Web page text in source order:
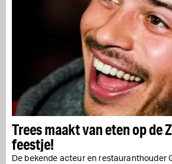
Trees maakt van eten op de
feestje!
De bekende acteur en restauranthouder